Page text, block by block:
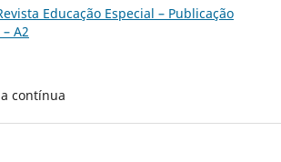
Educação Especial – Publicação
A2
contínua